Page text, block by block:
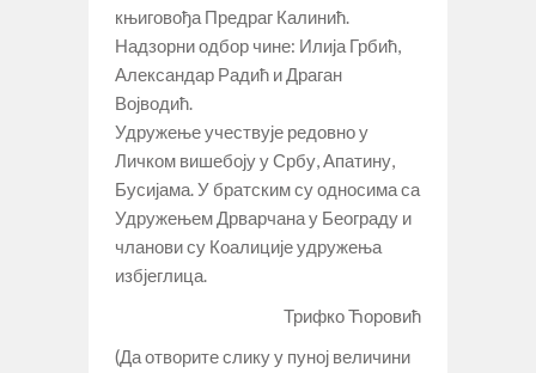
књиговођа Предраг Калинић.
Надзорни одбор чине: Илија Грбић,
Александар Радић и Драган
Војводић.
Удружење учествује редовно у
Личком вишебоју у Србу, Апатину,
Бусијама. У братским су односима са
Удружењем Дрварчана у Београду и
чланови су Коалиције удружења
избјеглица.
Трифко Ћоровић
(Да отворите слику у пуној величини